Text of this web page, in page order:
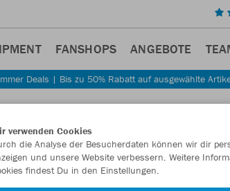
FANSHOPS ANGEBOTE
Deals | Bis zu 50% Rabatt auf ausgewählte
verwenden Cookies
die Analyse der Besucherdaten können wir dir
und unsere Website verbessern. Weitere
findest Du in den Einstellungen.